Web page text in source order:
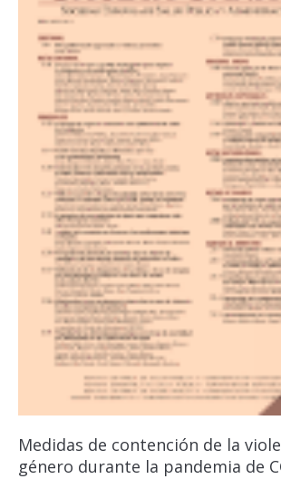
Medidas de contención de la
género durante la pandemia de